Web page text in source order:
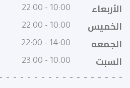
الأربعاء 10:00 - 22:00
الخميس 10:00 - 22:00
الجمعه 14:00 - 22:00
السبت 10:00 - 23:00